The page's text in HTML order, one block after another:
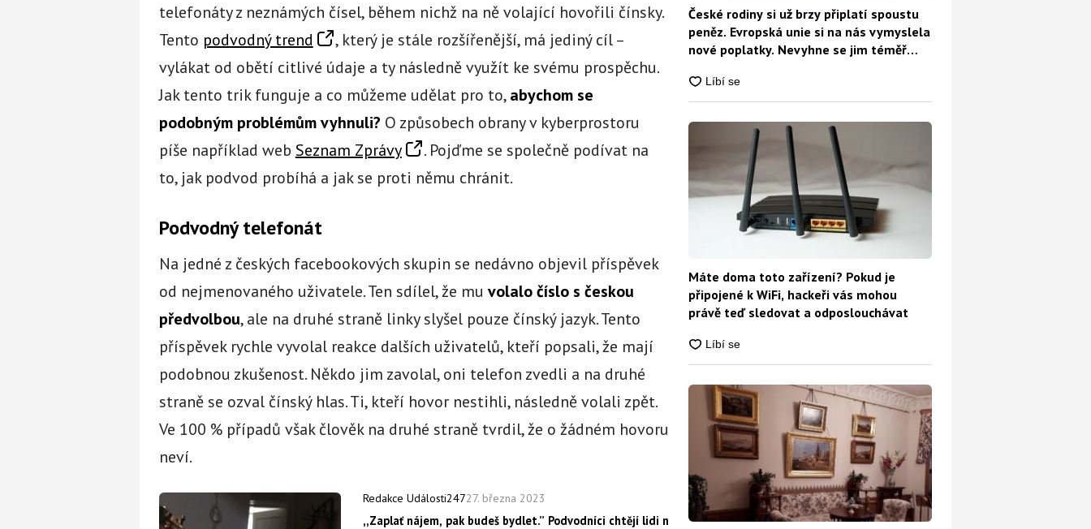
telefonáty z neznámých čísel, během nichž na ně volající hovořili čínsky.
Tento podvodný trend
, který je stále rozšířenější, má jediný cíl –
vylákat od obětí citlivé údaje a ty následně využít ke svému prospěchu.
Jak tento trik funguje a co můžeme udělat pro to,abychom se
podobným problémům vyhnuli? O způsobech obrany v kyberprostoru
píše například web Seznam Zprávy
. Pojďme se společně podívat na
to, jak podvod probíhá a jak se proti němu chránit.
Podvodný telefonát
Na jedné z českých facebookových skupin se nedávno objevil příspěvek
od nejmenovaného uživatele. Ten sdílel, že mu volalo číslo s českou
předvolbou, ale na druhé straně linky slyšel pouze čínský jazyk. Tento
příspěvek rychle vyvolal reakce dalších uživatelů, kteří popsali, že mají
podobnou zkušenost. Někdo jim zavolal, oni telefon zvedli a na druhé
straně se ozval čínský hlas. Ti, kteří hovor nestihli, následně volali zpět.
Ve 100 % případů však člověk na druhé straně tvrdil, že o žádném hovoru
neví.
Redakce Události24727. března 2023
,,Zaplať nájem, pak budeš bydlet.” Podvodníci chtějí lidi nachytat na falešné nájemní smlouvy
České rodiny si už brzy připlatí spoustu
peněz. Evropská unie si na nás vymyslela
nové poplatky. Nevyhne se jim téměř
Máte doma toto zařízení? Pokud je
připojené k WiFi, hackeři vás mohou
právě teď sledovat a odposlouchávat